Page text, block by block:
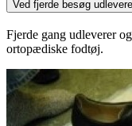
Ved fjerde besøg
Fjerde gang udleverer
ortopædiske fodtøj.